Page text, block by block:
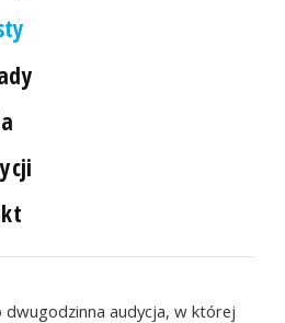
dwugodzinna audycja, w której